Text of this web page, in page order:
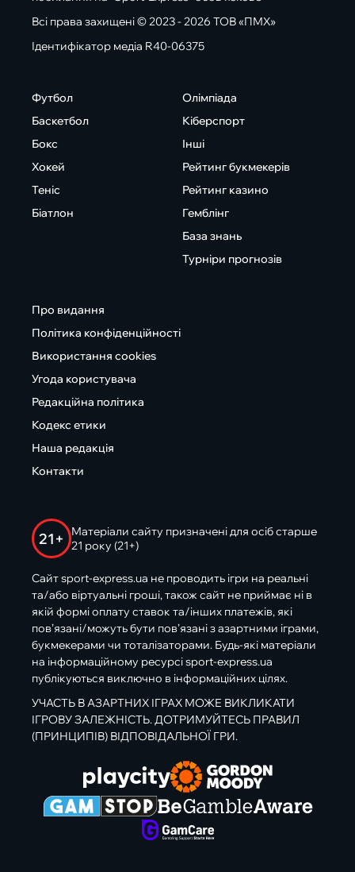
Всі права захищені © 2023 - 2026 ТОВ «ПМХ»
Ідентифікатор медіа R40-06375
Футбол
Баскетбол
Бокс
Хокей
Теніс
Біатлон
Олімпіада
Кіберспорт
Інші
Рейтинг букмекерів
Рейтинг казино
Гемблінг
База знань
Турніри прогнозів
Про видання
Політика конфіденційності
Використання cookies
Угода користувача
Редакційна політика
Кодекс етики
Наша редакція
Контакти
21+
Матеріали сайту призначені для осіб старше
21 року (21+)
Сайт sport-express.ua не проводить ігри на реальні
та/або віртуальні гроші, також сайт не приймає ні в
якій формі оплату ставок та/інших платежів, які
пов’язані/можуть бути пов’язані з азартними іграми,
букмекерами чи тоталізаторами. Будь-які матеріали
на інформаційному ресурсі sport-express.ua
публікуються виключно в інформаційних цілях.
УЧАСТЬ В АЗАРТНИХ ІГРАХ МОЖЕ ВИКЛИКАТИ
ІГРОВУ ЗАЛЕЖНІСТЬ. ДОТРИМУЙТЕСЬ ПРАВИЛ
(ПРИНЦИПІВ) ВІДПОВІДАЛЬНОЇ ГРИ.